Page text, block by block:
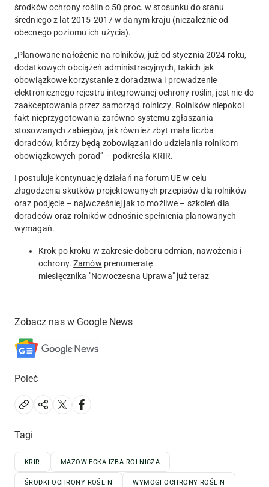
środków ochrony roślin o 50 proc. w stosunku do stanu
średniego z lat 2015-2017 w danym kraju (niezależnie od
obecnego poziomu ich użycia).
„Planowane nałożenie na rolników, już od stycznia 2024 roku,
dodatkowych obciążeń administracyjnych, takich jak
obowiązkowe korzystanie z doradztwa i prowadzenie
elektronicznego rejestru integrowanej ochrony roślin, jest nie do
zaakceptowania przez samorząd rolniczy. Rolników niepokoi
fakt nieprzygotowania zarówno systemu zgłaszania
stosowanych zabiegów, jak również zbyt mała liczba
doradców, którzy będą zobowiązani do udzielania rolnikom
obowiązkowych porad” – podkreśla KRIR.
I postuluje kontynuację działań na forum UE w celu
złagodzenia skutków projektowanych przepisów dla rolników
oraz podjęcie – najwcześniej jak to możliwe – szkoleń dla
doradców oraz rolników odnośnie spełnienia planowanych
wymagań.
Krok po kroku w zakresie doboru odmian, nawożenia i
ochrony.Zamów prenumeratę
miesięcznika "Nowoczesna Uprawa"już teraz
Zobacz nas w Google News
Poleć
Tagi
KRIR MAZOWIECKA IZBA ROLNICZA
ŚRODKI OCHRONY ROŚLIN WYMOGI OCHRONY ROŚLIN